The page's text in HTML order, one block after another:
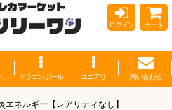
ログイン カート
ドラゴンボール ユニアリ 問い合わせ
エネルギー【レアリティなし】